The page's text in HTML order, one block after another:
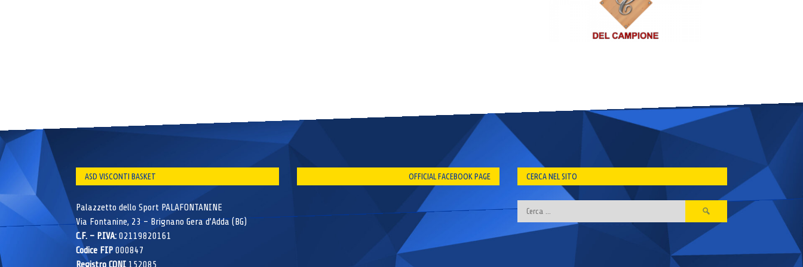
ASD VISCONTI BASKET
Palazzetto dello Sport PALAFONTANINE
Via Fontanine, 23 – Brignano Gera d’Adda (BG)
C.F. – P.IVA: 02119820161
Codice FIP 000847
Registro CONI 152085
OFFICIAL FACEBOOK PAGE CERCA NEL SITO
Ricerca
per: